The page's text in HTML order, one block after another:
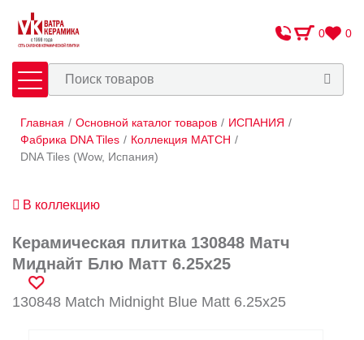
0 0
Плитка Сантехника
Сотрудничество
О Компании
Контакты
Адреса салонов
Главная / Основной каталог товаров / ИСПАНИЯ /
Фабрика DNA Tiles / Коллекция MATCH /
DNA Tiles (Wow, Испания)
В коллекцию
Керамическая плитка 130848 Матч
Миднайт Блю Матт 6.25x25
130848 Match Midnight Blue Matt 6.25x25